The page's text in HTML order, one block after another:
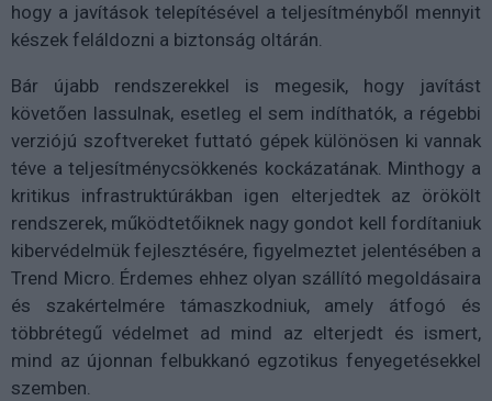
hogy a javítások telepítésével a teljesítményből mennyit
készek feláldozni a biztonság oltárán.
Bár újabb rendszerekkel is megesik, hogy javítást
követően lassulnak, esetleg el sem indíthatók, a régebbi
verziójú szoftvereket futtató gépek különösen ki vannak
téve a teljesítménycsökkenés kockázatának. Minthogy a
kritikus infrastruktúrákban igen elterjedtek az örökölt
rendszerek, működtetőiknek nagy gondot kell fordítaniuk
kibervédelmük fejlesztésére, figyelmeztet jelentésében a
Trend Micro. Érdemes ehhez olyan szállító megoldásaira
és szakértelmére támaszkodniuk, amely átfogó és
többrétegű védelmet ad mind az elterjedt és ismert,
mind az újonnan felbukkanó egzotikus fenyegetésekkel
szemben.